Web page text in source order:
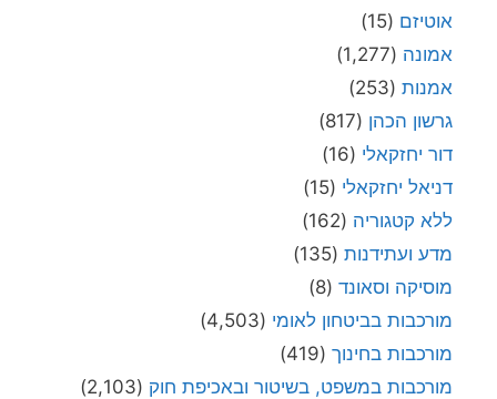
אוטיזם (15)
אמונה (1,277)
אמנות (253)
גרשון הכהן (817)
דור יחזקאלי (16)
דניאל יחזקאלי (15)
ללא קטגוריה (162)
מדע ועתידנות (135)
מוסיקה וסאונד (8)
מורכבות בביטחון לאומי (4,503)
מורכבות בחינוך (419)
מורכבות במשפט, בשיטור ובאכיפת חוק (2,103)